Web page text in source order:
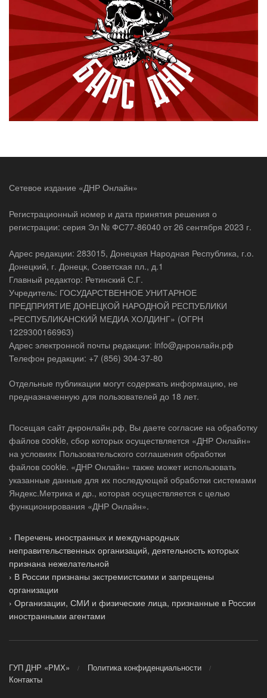
Сетевое издание «ДНР Онлайн»
Регистрационный номер и дата принятия решения о
регистрации: серия Эл № ФС77-86040 от 26 сентября 2023 г.
Адрес редакции: 283015, Донецкая Народная Республика, г.о.
Донецкий, г. Донецк, Советская пл., д.1
Главный редактор: Ретинский С.Г.
Учредитель: ГОСУДАРСТВЕННОЕ УНИТАРНОЕ
ПРЕДПРИЯТИЕ ДОНЕЦКОЙ НАРОДНОЙ РЕСПУБЛИКИ
«РЕСПУБЛИКАНСКИЙ МЕДИА ХОЛДИНГ» (ОГРН
1229300166963)
Адрес электронной почты редакции: info@днронлайн.рф
Телефон редакции: +7 (856) 304-37-80
Отдельные публикации могут содержать информацию, не
предназначенную для пользователей до 18 лет.
Посещая сайт днронлайн.рф, Вы даете согласие на обработку
файлов cookie, сбор которых осуществляется «ДНР Онлайн»
на условиях Пользовательского соглашения обработки
файлов cookie. «ДНР Онлайн» также может использовать
указанные данные для их последующей обработки системами
Яндекс.Метрика и др., которая осуществляется с целью
функционирования «ДНР Онлайн».
› Перечень иностранных и международных
неправительственных организаций, деятельность которых
признана нежелательной
› В России признаны экстремистскими и запрещены
организации
› Организации, СМИ и физические лица, признанные в России
иностранными агентами
ГУП ДНР «РМХ»
Политика конфиденциальности
Контакты